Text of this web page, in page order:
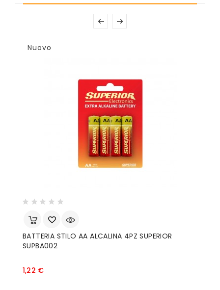
Nuovo
BATTERIA STILO AA ALCALINA 4PZ SUPERIOR
SUPBA002
1,22 €Prezzo